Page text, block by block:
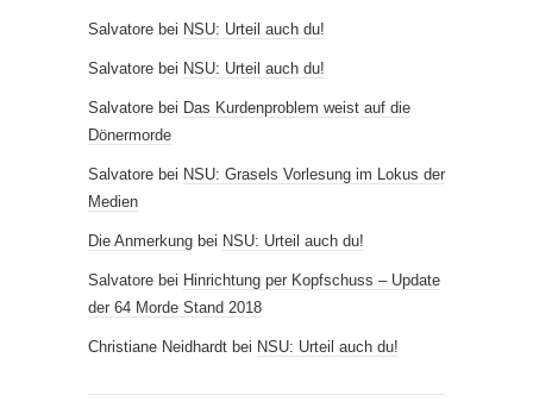
Salvatore bei NSU: Urteil auch du!
Salvatore bei NSU: Urteil auch du!
Salvatore bei Das Kurdenproblem weist auf die
Dönermorde
Salvatore bei NSU: Grasels Vorlesung im Lokus der
Medien
Die Anmerkung bei NSU: Urteil auch du!
Salvatore bei Hinrichtung per Kopfschuss – Update
der 64 Morde Stand 2018
Christiane Neidhardt bei NSU: Urteil auch du!